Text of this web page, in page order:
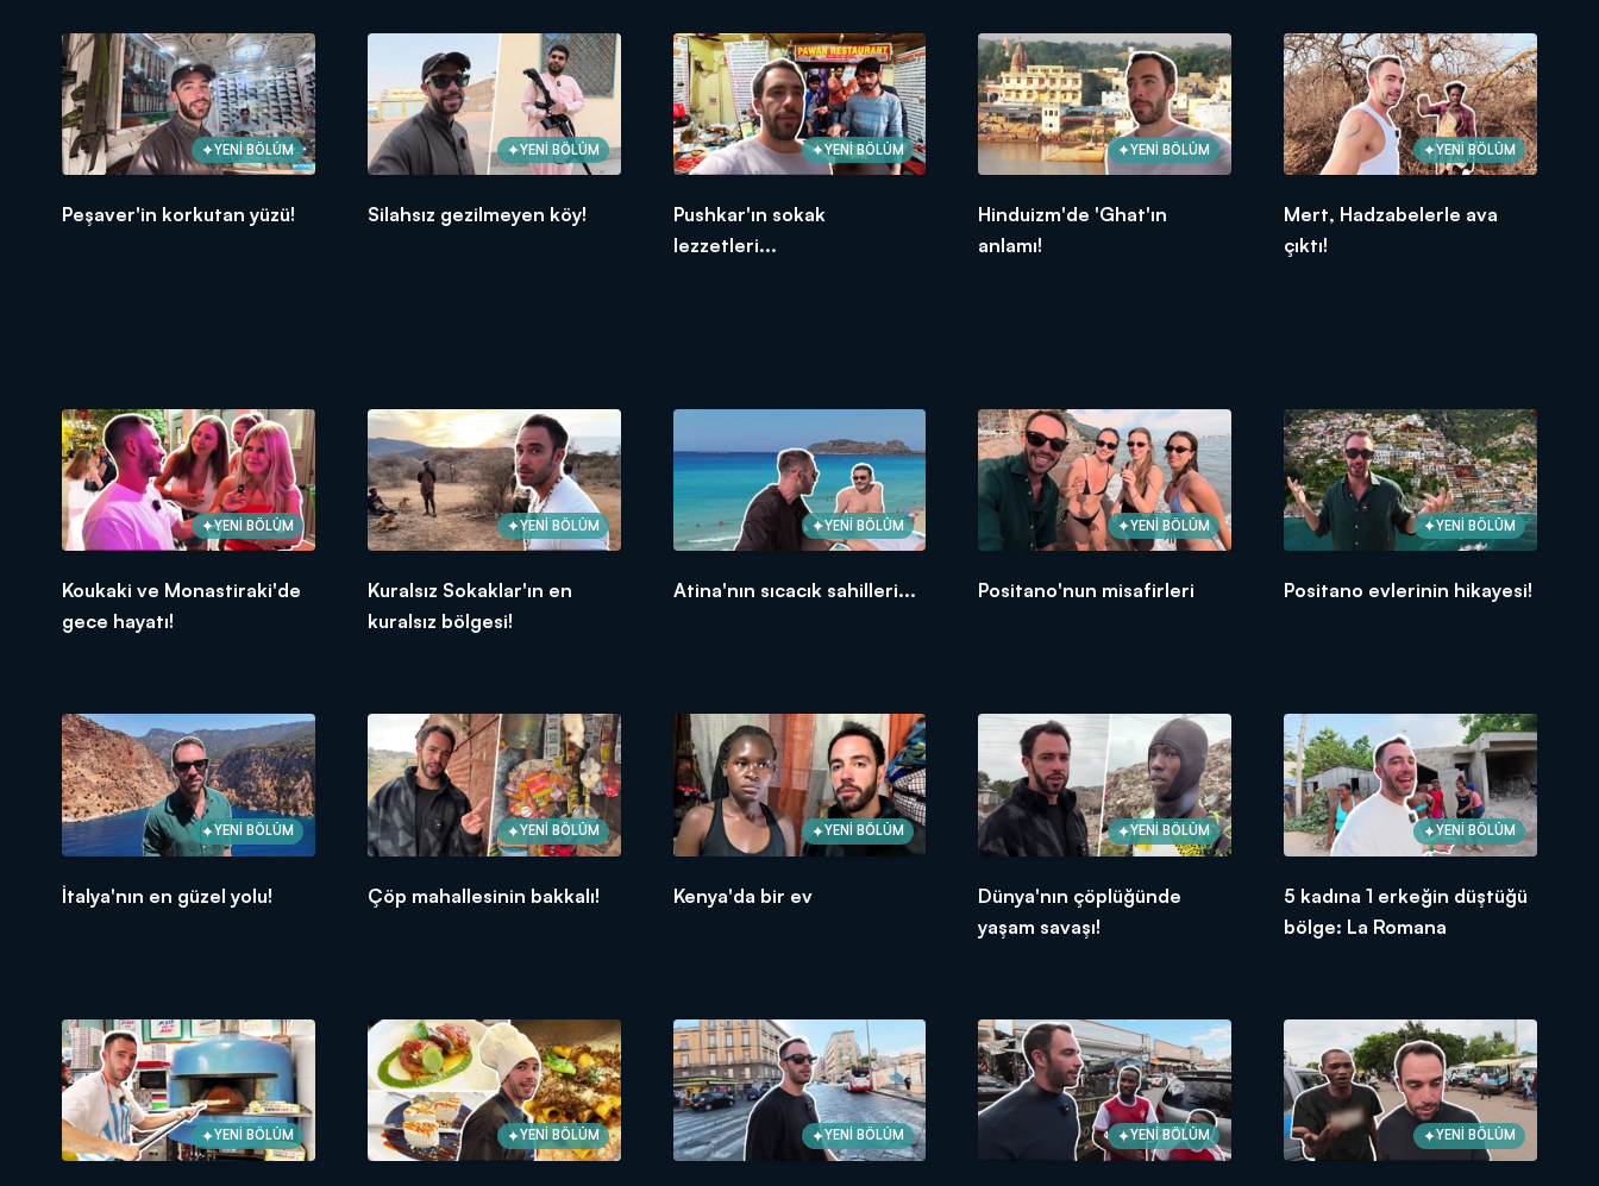
YENİ BÖLÜM
Peşaver'in korkutan yüzü!
YENİ BÖLÜM
Silahsız gezilmeyen köy!
YENİ BÖLÜM
Pushkar'ın sokak
lezzetleri...
YENİ BÖLÜM
Hinduizm'de 'Ghat'ın
anlamı!
YENİ BÖLÜM
Mert, Hadzabelerle ava
çıktı!
YENİ BÖLÜM
Koukaki ve Monastiraki'de
gece hayatı!
YENİ BÖLÜM
Kuralsız Sokaklar'ın en
kuralsız bölgesi!
YENİ BÖLÜM
Atina'nın sıcacık sahilleri...
YENİ BÖLÜM
Positano'nun misafirleri
YENİ BÖLÜM
Positano evlerinin hikayesi!
YENİ BÖLÜM
İtalya'nın en güzel yolu!
YENİ BÖLÜM
Çöp mahallesinin bakkalı!
YENİ BÖLÜM
Kenya'da bir ev
YENİ BÖLÜM
Dünya'nın çöplüğünde
yaşam savaşı!
YENİ BÖLÜM
5 kadına 1 erkeğin düştüğü
bölge: La Romana
YENİ BÖLÜM YENİ BÖLÜM YENİ BÖLÜM YENİ BÖLÜM YENİ BÖLÜM